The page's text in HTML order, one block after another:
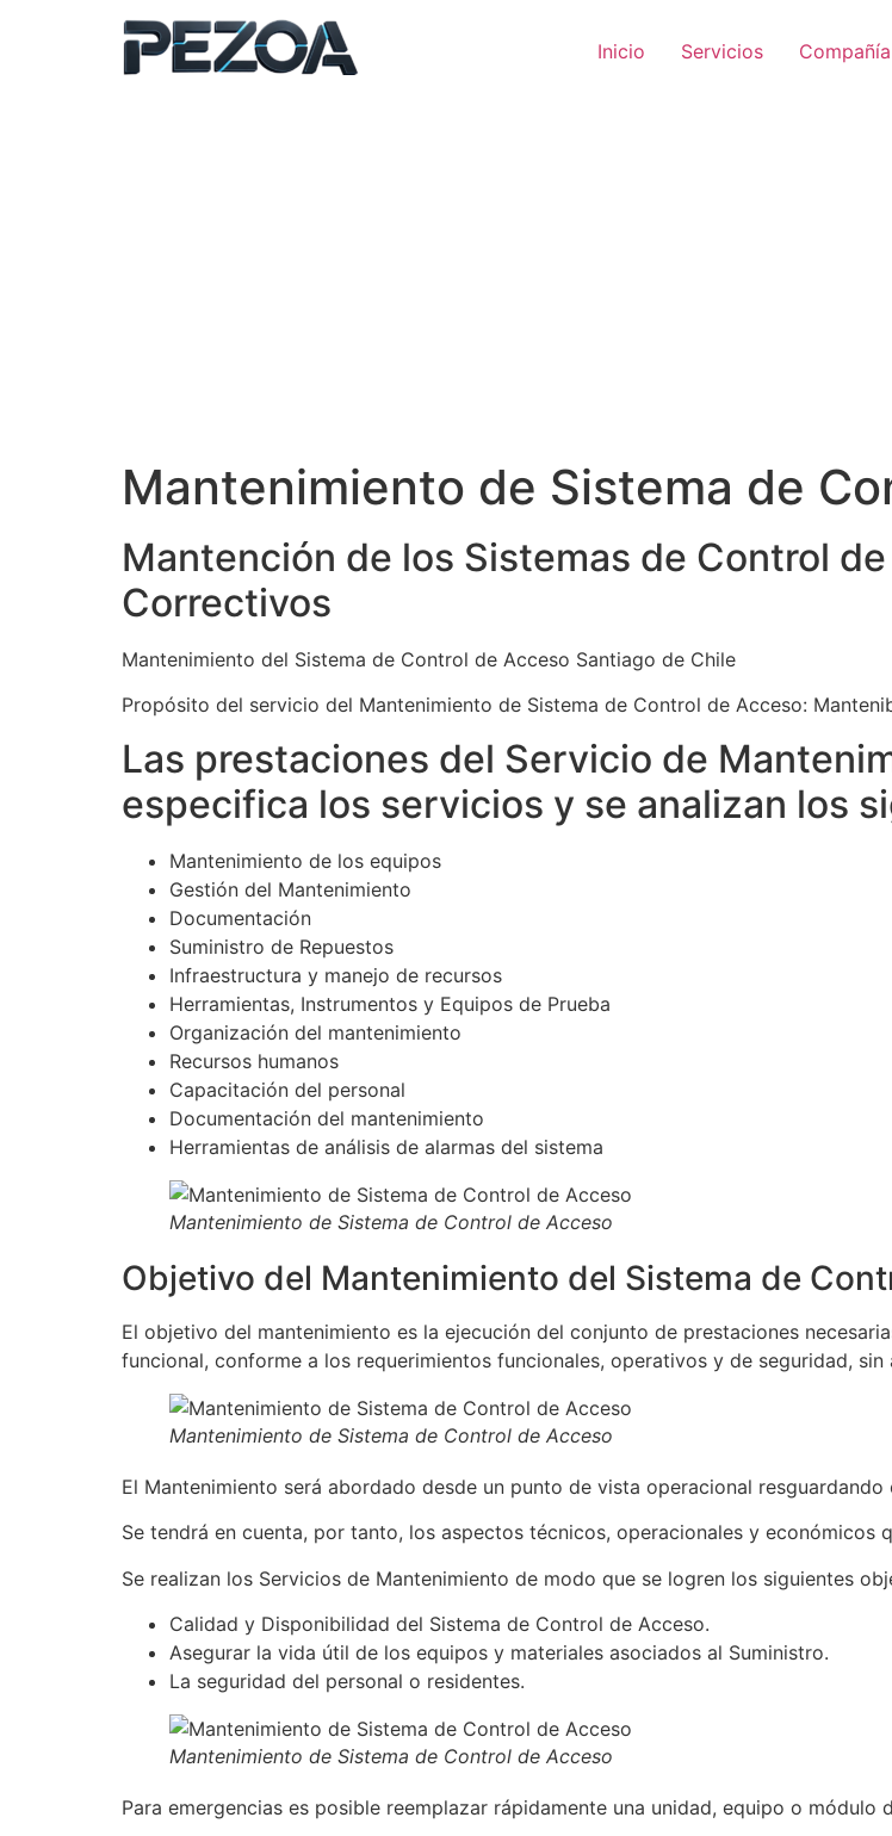
Inicio Servicios Compañía
Mantenimiento de Sistema de
Mantención de los Sistemas de Control
Correctivos
Mantenimiento del Sistema de Control de Acceso Santiago de Chile
Propósito del servicio del Mantenimiento de Sistema de Control de Acceso:
Las prestaciones del Servicio de
especifica los servicios y se analizan los
Mantenimiento de los equipos
Gestión del Mantenimiento
Documentación
Suministro de Repuestos
Infraestructura y manejo de recursos
Herramientas, Instrumentos y Equipos de Prueba
Organización del mantenimiento
Recursos humanos
Capacitación del personal
Documentación del mantenimiento
Herramientas de análisis de alarmas del sistema
Mantenimiento de Sistema de Control de Acceso
Objetivo del Mantenimiento del Sistema de
El objetivo del mantenimiento es la ejecución del conjunto de prestaciones
funcional, conforme a los requerimientos funcionales, operativos y de seguridad,
Mantenimiento de Sistema de Control de Acceso
El Mantenimiento será abordado desde un punto de vista operacional
Se tendrá en cuenta, por tanto, los aspectos técnicos, operacionales y económicos
Se realizan los Servicios de Mantenimiento de modo que se logren los siguientes
Calidad y Disponibilidad del Sistema de Control de Acceso.
Asegurar la vida útil de los equipos y materiales asociados al Suministro.
La seguridad del personal o residentes.
Mantenimiento de Sistema de Control de Acceso
Para emergencias es posible reemplazar rápidamente una unidad, equipo o módulo